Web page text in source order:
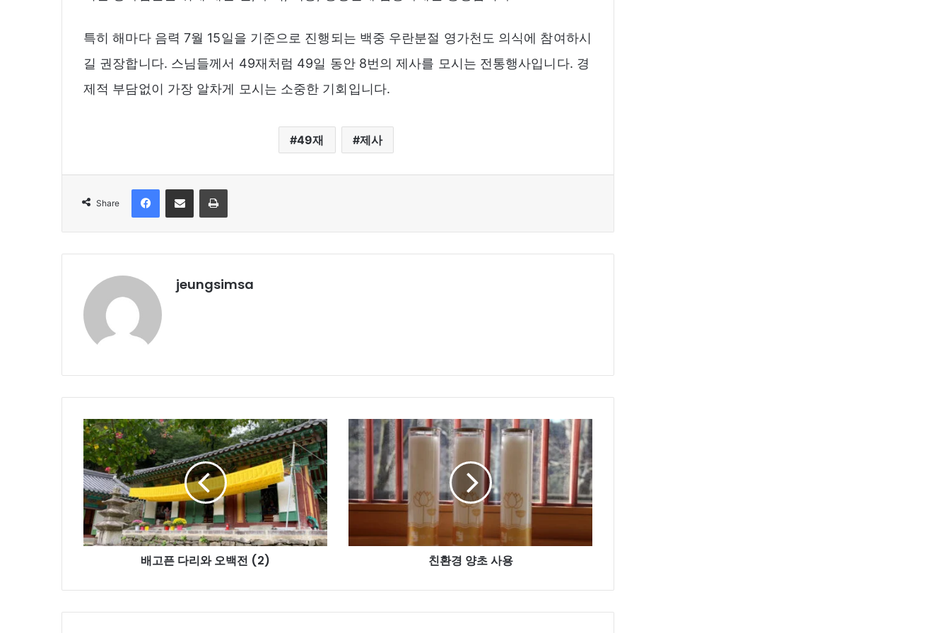
특히 해마다 음력 7월 15일을 기준으로 진행되는 백중 우란분절 영가천도 의식에 참여하시
길 권장합니다. 스님들께서 49재처럼 49일 동안 8번의 제사를 모시는 전통행사입니다. 경
제적 부담없이 가장 알차게 모시는 소중한 기회입니다.
49재 제사
Share
FacebookShare via Email Print
jeungsimsa
배
고
픈
다
리
와
오
백
전
배고픈 다리와 오백전 (2)
친
환
경
양
초
사
용
친환경 양초 사용